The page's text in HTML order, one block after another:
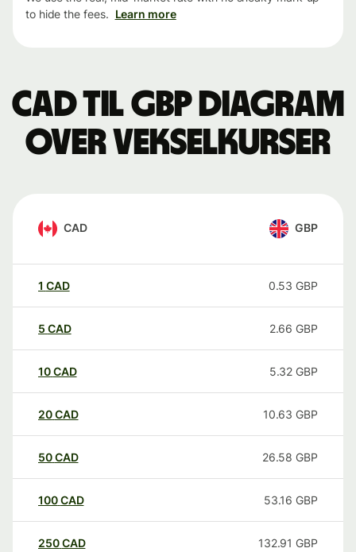
to hide the fees. Learn more
CAD til GBP Diagram
over vekselkurser
CAD GBP
1 CAD 0.53 GBP
5 CAD 2.66 GBP
10CAD 5.32 GBP
20CAD 10.63 GBP
50CAD 26.58 GBP
100CAD 53.16 GBP
250CAD 132.91 GBP